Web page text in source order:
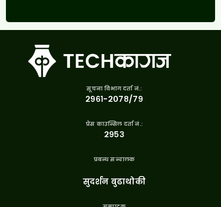
सूचना विभाग दर्ता नं.:
२९६१-२०७८/७९
प्रेस काउन्सिल दर्ता नं.:
२९५३
प्रबन्ध सन्चालक
सुदर्शन बुढाथोकी